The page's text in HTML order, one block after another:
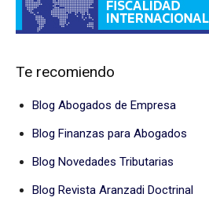
Te recomiendo
Blog Abogados de Empresa
Blog Finanzas para Abogados
Blog Novedades Tributarias
Blog Revista Aranzadi Doctrinal